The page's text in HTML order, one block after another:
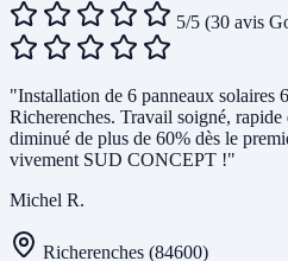
5/5 (30 avis
"Installation de 6 panneaux solaires
Richerenches. Travail soigné,
diminué de plus de 60% dès le
vivement SUD CONCEPT !"
Michel R.
Richerenches (84600)